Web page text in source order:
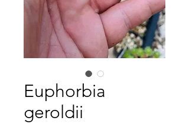
Euphorbia
geroldii